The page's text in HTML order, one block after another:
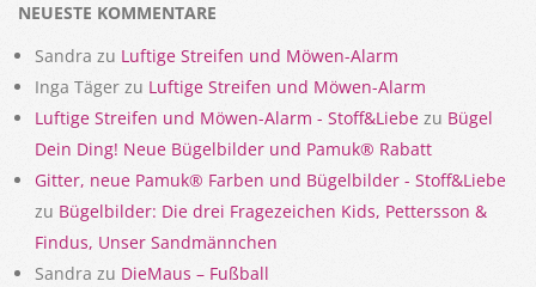
NEUESTE KOMMENTARE
Sandra zu Luftige Streifen und Möwen-Alarm
Inga Täger zu Luftige Streifen und Möwen-Alarm
Luftige Streifen und Möwen-Alarm - Stoff&Liebe zu Bügel
Dein Ding! Neue Bügelbilder und Pamuk® Rabatt
Gitter, neue Pamuk® Farben und Bügelbilder - Stoff&Liebe
zu Bügelbilder: Die drei Fragezeichen Kids, Pettersson &
Findus, Unser Sandmännchen
Sandra zu DieMaus – Fußball